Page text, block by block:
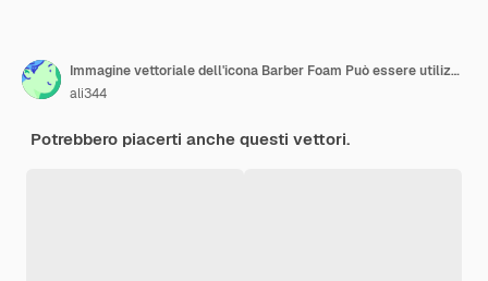
Immagine vettoriale dell'icona Barber Foam Può essere utilizzata per il parrucchiere
ali344
Potrebbero piacerti anche questi vettori.